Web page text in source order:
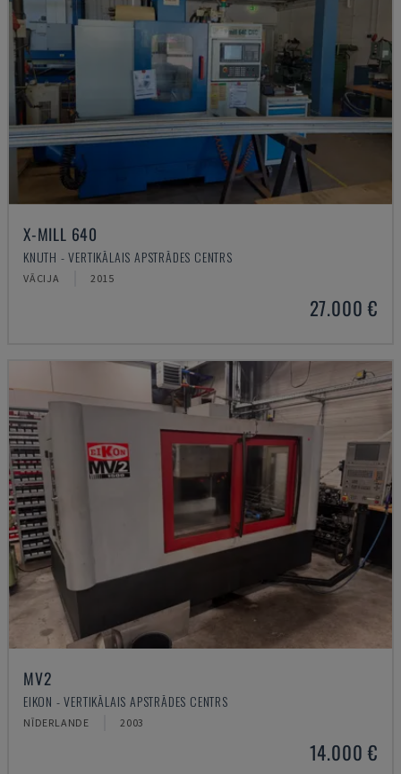
X-MILL 640
KNUTH - VERTIKĀLAIS APSTRĀDES CENTRS
VĀCIJA 2015
27.000 €
MV2
EIKON - VERTIKĀLAIS APSTRĀDES CENTRS
NĪDERLANDE 2003
14.000 €